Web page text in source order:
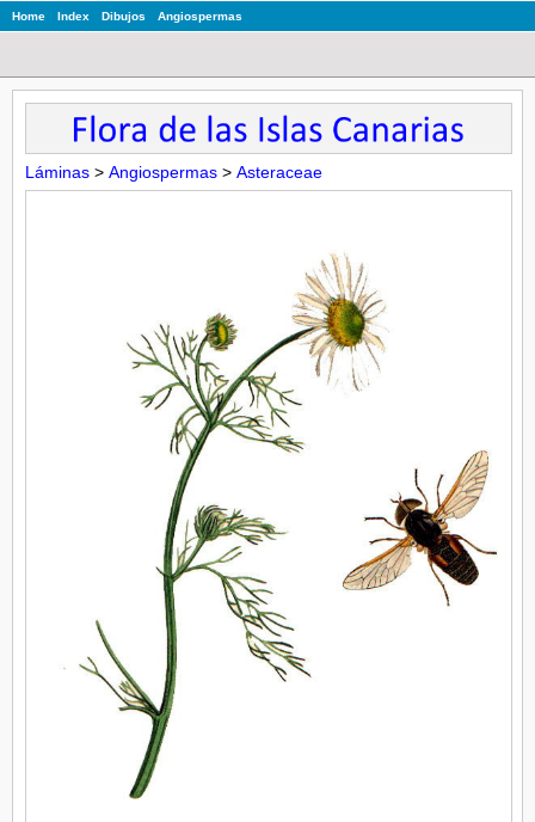
Home Index Dibujos Angiospermas
Láminas > Angiospermas > Asteraceae